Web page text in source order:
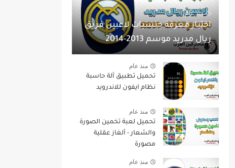
منذ عام
اختبار معرفة جنسيات لاعبين فريق
ريال مدريد موسم 2013-2014
منذ عام
تحميل تطبيق آلة حاسبة
نظام ايفون للاندرويد
منذ عام
تحميل لعبة تخمين الصورة
والشعار - ألغاز عقلية
مصورة
منذ عام